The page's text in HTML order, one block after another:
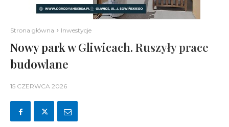
Strona główna Inwestycje
Nowy park w Gliwicach. Ruszyły prace
budowlane
15 CZERWCA 2026